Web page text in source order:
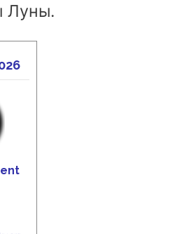
Луны.